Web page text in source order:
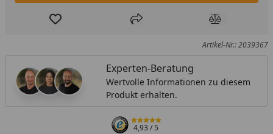
Produkt zur Wunschliste hinzufügen
Teilen Produkt
Artikel-Nr.: 2039367
Experten-Beratung
Wertvolle Informationen zu diesem
Produkt erhalten.
4,93/ 5